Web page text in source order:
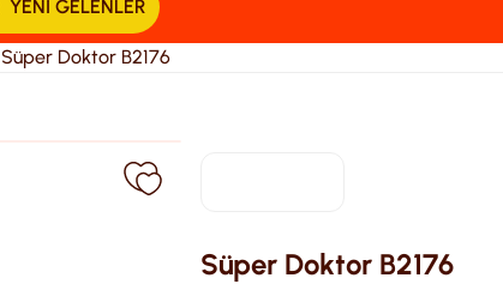
YENI GELENLER
Süper Doktor B2176
Süper Doktor B2176